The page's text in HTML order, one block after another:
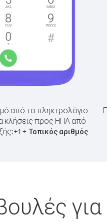
από το πληκτρολόγιο
κλήσεις προς ΗΠΑ από
+1 + Τοπικός αριθμός